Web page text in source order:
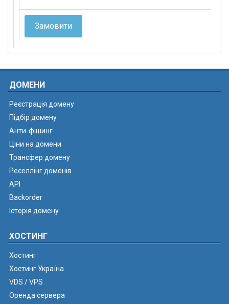
Замовити
ДОМЕНИ
Реєстрація домену
Підбір домену
Анти-фішинг
Ціни на домени
Трансфер домену
Реселлінг доменів
API
Backorder
Історія домену
ХОСТИНГ
Хостинг
Хостинг Україна
VDS / VPS
Оренда сервера